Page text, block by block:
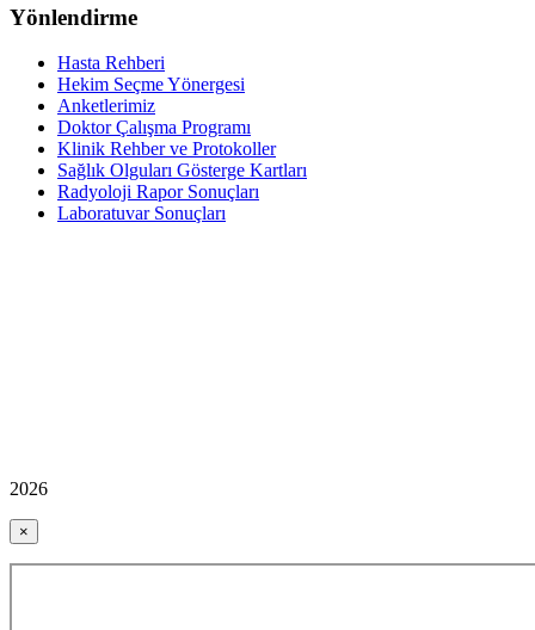
Yönlendirme
Hasta Rehberi
Hekim Seçme Yönergesi
Anketlerimiz
Doktor Çalışma Programı
Klinik Rehber ve Protokoller
Sağlık Olguları Gösterge Kartları
Radyoloji Rapor Sonuçları
Laboratuvar Sonuçları
2026
×